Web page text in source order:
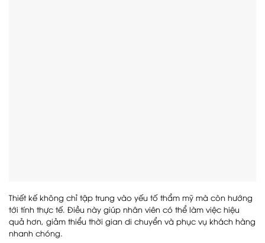
Thiết kế không chỉ tập trung vào yếu tố thẩm mỹ mà còn hướng
tới tính thực tế. Điều này giúp nhân viên có thể làm việc hiệu
quả hơn, giảm thiểu thời gian di chuyển và phục vụ khách hàng
nhanh chóng.